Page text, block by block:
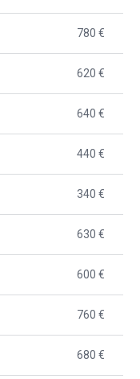
780 €
620 €
640 €
440 €
340 €
630 €
600 €
760 €
680 €